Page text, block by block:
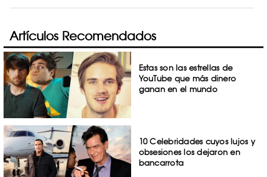
Artículos Recomendados
Estas son las estrellas de
YouTube que más dinero
ganan en el mundo
10 Celebridades cuyos lujos y
obsesiones los dejaron en
bancarrota